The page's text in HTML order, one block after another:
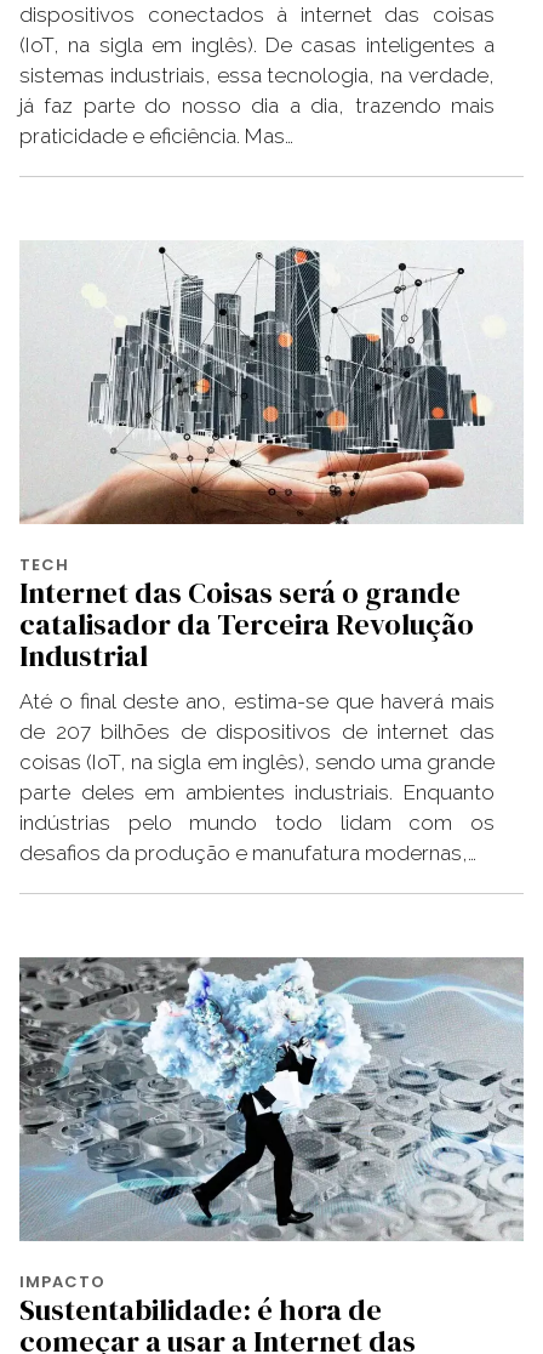
dispositivos conectados à internet das coisas
(IoT, na sigla em inglês). De casas inteligentes a
sistemas industriais, essa tecnologia, na verdade,
já faz parte do nosso dia a dia, trazendo mais
praticidade e eficiência. Mas…
TECH
Internet das Coisas será o grande
catalisador da Terceira Revolução
Industrial
Até o final deste ano, estima-se que haverá mais
de 207 bilhões de dispositivos de internet das
coisas (IoT, na sigla em inglês), sendo uma grande
parte deles em ambientes industriais. Enquanto
indústrias pelo mundo todo lidam com os
desafios da produção e manufatura modernas,…
IMPACTO
Sustentabilidade: é hora de
começar a usar a Internet das